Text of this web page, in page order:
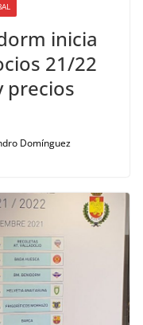
inicia
21/22
precios
Domínguez